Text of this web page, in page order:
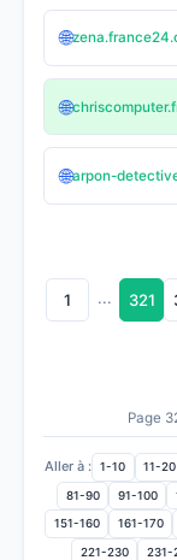
🌐
🌐
🌐arpon-
1 ... 321
Page
Aller à : 1-10 11-20
81-90 91-100
151-160 161-170
221-230 231-